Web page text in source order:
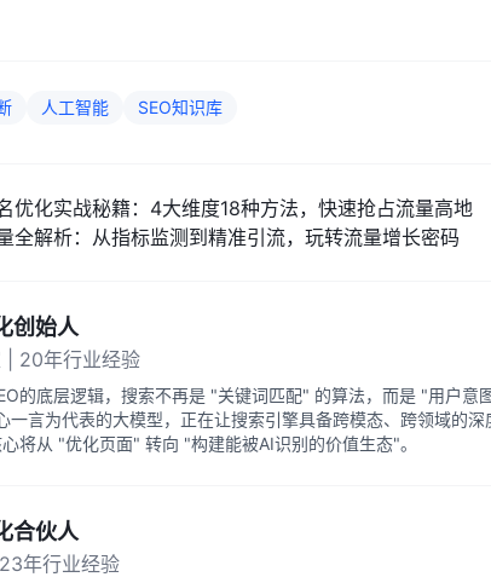
人工智能 SEO知识库
优化实战秘籍：4大维度18种方法，快速抢占流量高地
全解析：从指标监测到精准引流，玩转流量增长密码
创始人
| 20年行业经验
的底层逻辑，搜索不再是 "关键词匹配" 的算法，而是 "用户意
一言为代表的大模型，正在让搜索引擎具备跨模态、跨领域的
将从 "优化页面" 转向 "构建能被AI识别的价值生态"。
合伙人
年行业经验